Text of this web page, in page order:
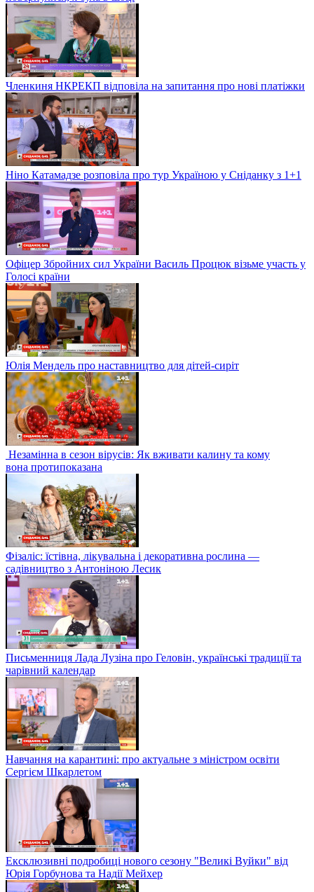
Членкиня НКРЕКП відповіла на запитання про нові платіжки
Ніно Катамадзе розповіла про тур Україною у Сніданку з 1+1
Офіцер Збройних сил України Василь Процюк візьме участь у
Голосі країни
Юлія Мендель про наставництво для дітей-сиріт
Незамінна в сезон вірусів: Як вживати калину та кому
вона протипоказана
Фізаліс: їстівна, лікувальна і декоративна рослина —
садівництво з Антоніною Лесик
Письменниця Лада Лузіна про Геловін, українські традиції та
чарівний календар
Навчання на карантині: про актуальне з міністром освіти
Сергієм Шкарлетом
Ексклюзивні подробиці нового сезону "Великі Вуйки" від
Юрія Горбунова та Надії Мейхер